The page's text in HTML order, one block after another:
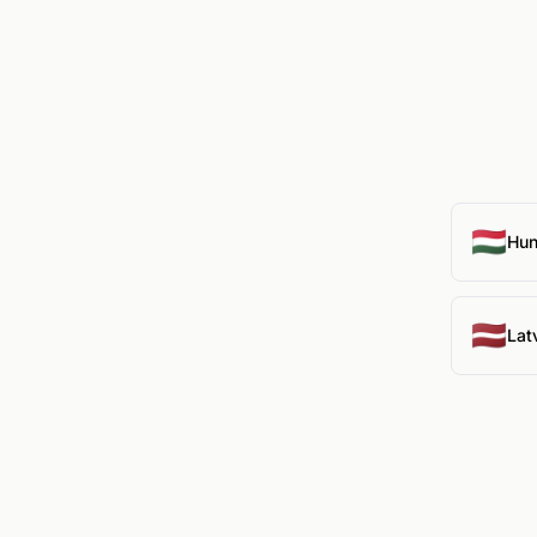
🇭🇺
🇱🇻